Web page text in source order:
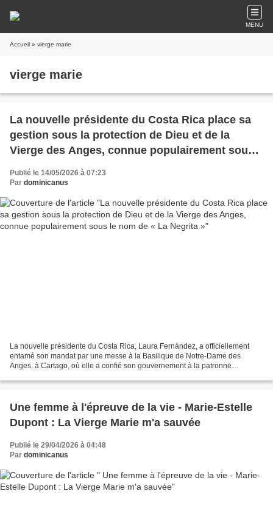
MENU
Accueil » vierge marie
vierge marie
La nouvelle présidente du Costa Rica place sa
gestion sous la protection de Dieu et de la
Vierge des Anges, connue populairement sous
le nom de « La Negrita »
Publié le 14/05/2026 à 07:23
Par dominicanus
La nouvelle présidente du Costa Rica, Laura Fernández, a officiellement
entamé son mandat par une messe à la Basilique de Notre-Dame des
Anges, à Cartago, où elle a confié son gouvernement à la patronne
Une femme à l'épreuve de la vie - Marie-Estelle
Dupont : La Vierge Marie m'a sauvée
Publié le 29/04/2026 à 04:48
Par dominicanus